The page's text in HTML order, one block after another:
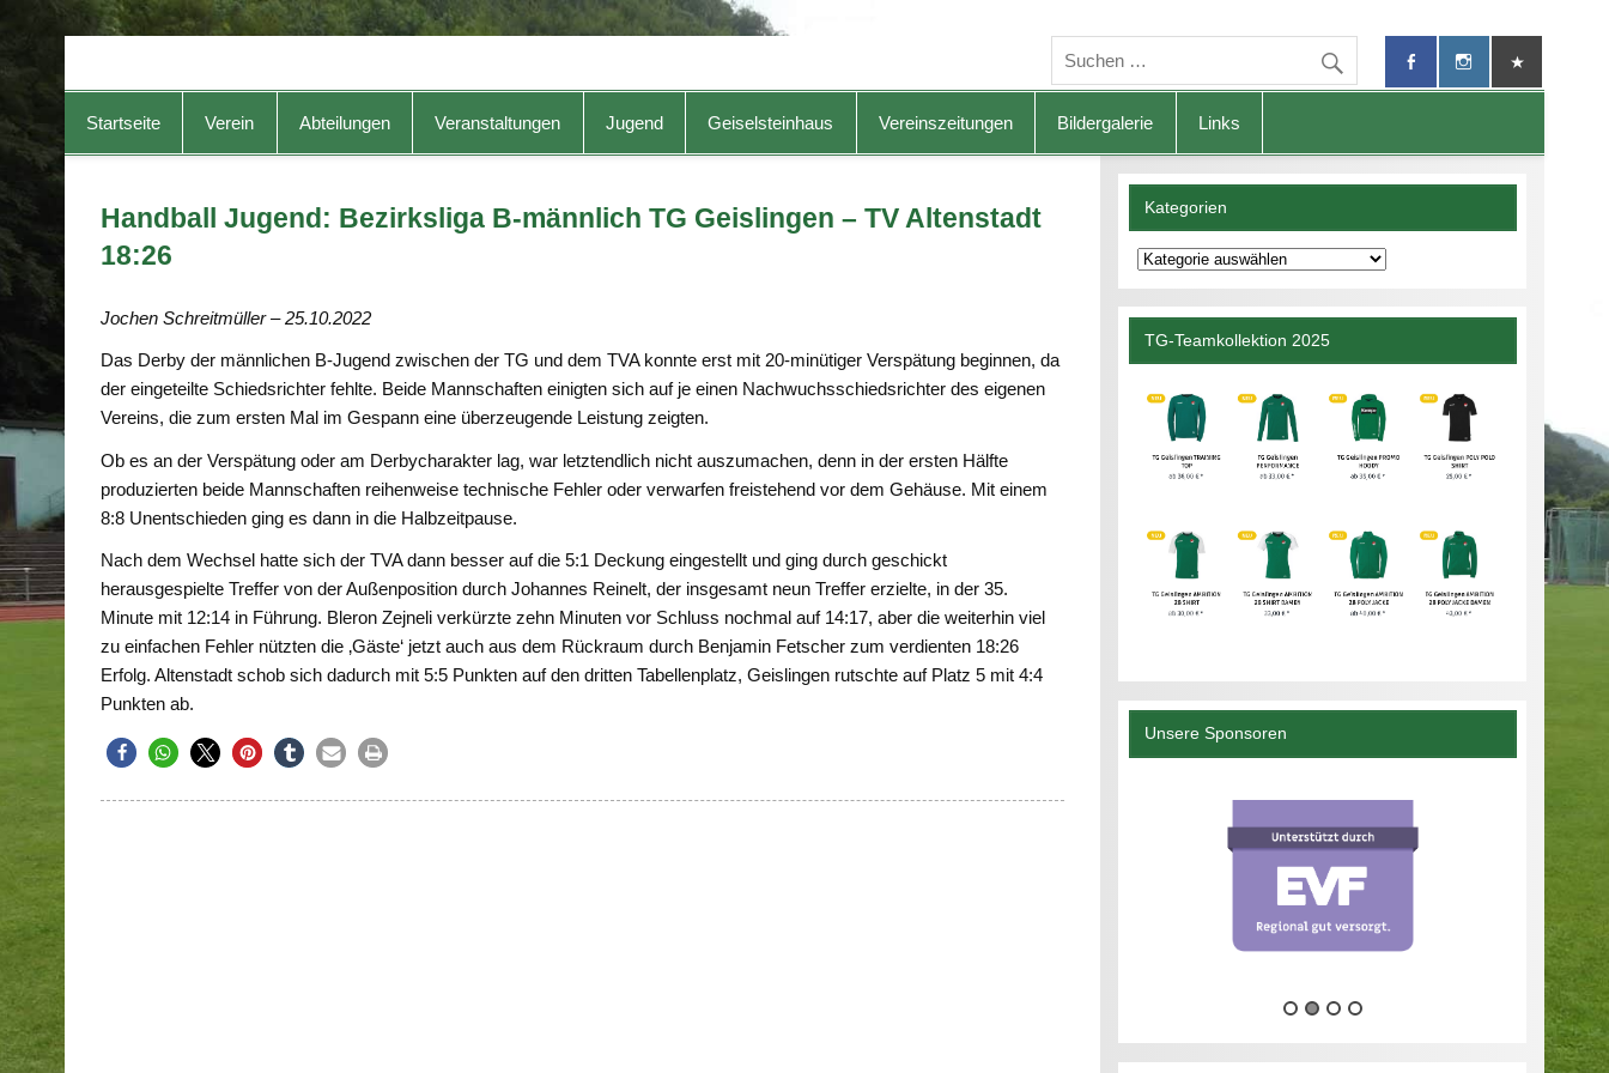
Startseite Verein Abteilungen Veranstaltungen Jugend Geiselsteinhaus Vereinszeitungen Bildergalerie Links
Handball Jugend: Bezirksliga B-männlich TG Geislingen – TV Altenstadt
18:26
Jochen Schreitmüller – 25.10.2022
Das Derby der männlichen B-Jugend zwischen der TG und dem TVA konnte erst mit 20-minütiger Verspätung beginnen, da
der eingeteilte Schiedsrichter fehlte. Beide Mannschaften einigten sich auf je einen Nachwuchsschiedsrichter des eigenen
Vereins, die zum ersten Mal im Gespann eine überzeugende Leistung zeigten.
Ob es an der Verspätung oder am Derbycharakter lag, war letztendlich nicht auszumachen, denn in der ersten Hälfte
produzierten beide Mannschaften reihenweise technische Fehler oder verwarfen freistehend vor dem Gehäuse. Mit einem
8:8 Unentschieden ging es dann in die Halbzeitpause.
Nach dem Wechsel hatte sich der TVA dann besser auf die 5:1 Deckung eingestellt und ging durch geschickt
herausgespielte Treffer von der Außenposition durch Johannes Reinelt, der insgesamt neun Treffer erzielte, in der 35.
Minute mit 12:14 in Führung. Bleron Zejneli verkürzte zehn Minuten vor Schluss nochmal auf 14:17, aber die weiterhin viel
zu einfachen Fehler nützten die ‚Gäste‘ jetzt auch aus dem Rückraum durch Benjamin Fetscher zum verdienten 18:26
Erfolg. Altenstadt schob sich dadurch mit 5:5 Punkten auf den dritten Tabellenplatz, Geislingen rutschte auf Platz 5 mit 4:4
Punkten ab.
Kategorien
Kategorien
TG-Teamkollektion 2025
Unsere Sponsoren